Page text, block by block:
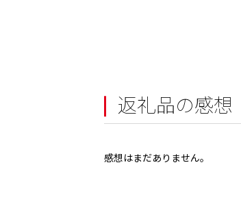
返礼品の感想
感想はまだありません。